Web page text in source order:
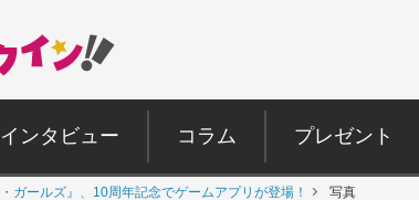
インタビュー コラム プレゼント
ガールズ』、10周年記念でゲームアプリが登場！ 写真